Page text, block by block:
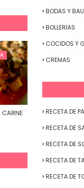
CARNE
BODAS Y
BOLLERIAS
COCIDOS Y
CREMAS
RECETA DE
RECETA DE
RECETA DE
RECETA DE
RECETA DE